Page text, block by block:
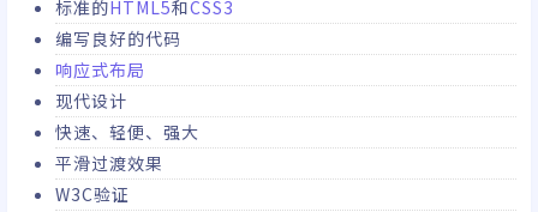
标准的HTML5和CSS3
编写良好的代码
响应式布局
现代设计
快速、轻便、强大
平滑过渡效果
W3C验证